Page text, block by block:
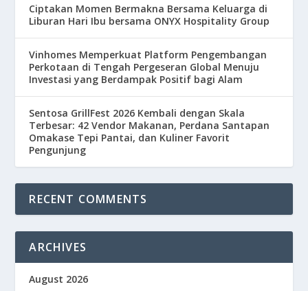
Ciptakan Momen Bermakna Bersama Keluarga di
Liburan Hari Ibu bersama ONYX Hospitality Group
Vinhomes Memperkuat Platform Pengembangan
Perkotaan di Tengah Pergeseran Global Menuju
Investasi yang Berdampak Positif bagi Alam
Sentosa GrillFest 2026 Kembali dengan Skala
Terbesar: 42 Vendor Makanan, Perdana Santapan
Omakase Tepi Pantai, dan Kuliner Favorit
Pengunjung
RECENT COMMENTS
ARCHIVES
August 2026